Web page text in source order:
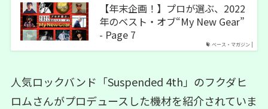
ベース・マガジン |
【年末企画！】プロが選ぶ、2022
年のベスト・オブ“My New Gear”
- Page 7
人気ロックバンド「Suspended 4th」のフクダヒ
ロムさんがプロデュースした機材を紹介されていま